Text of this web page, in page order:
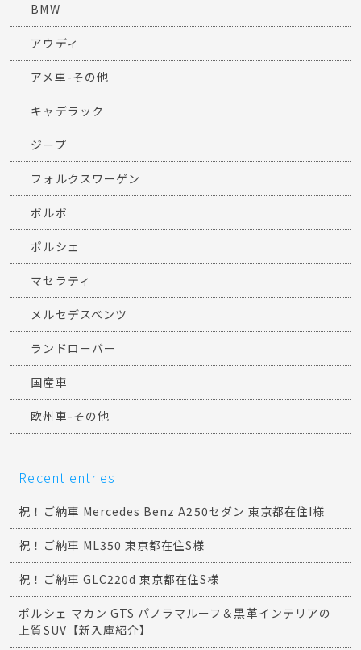
BMW
アウディ
アメ車-その他
キャデラック
ジープ
フォルクスワーゲン
ボルボ
ポルシェ
マセラティ
メルセデスベンツ
ランドローバー
国産車
欧州車-その他
Recent entries
祝！ご納車 Mercedes Benz A250セダン 東京都在住I様
祝！ご納車 ML350 東京都在住S様
祝！ご納車 GLC220d 東京都在住S様
ポルシェ マカン GTS パノラマルーフ＆黒革インテリアの
上質SUV【新入庫紹介】